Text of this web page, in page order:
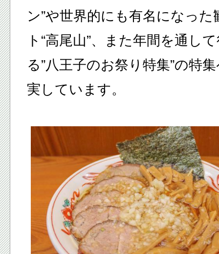
ン”や世界的にも有名になった
ト“高尾山”、また年間を通し
る”八王子のお祭り特集”の特
実しています。